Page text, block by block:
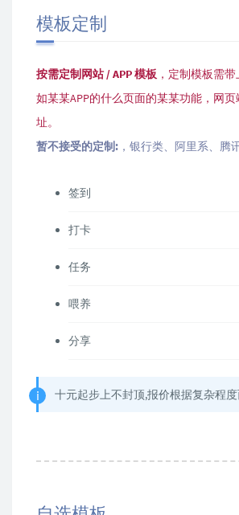
模板定制
按需定制网站 / APP 模板 ，定制模板需
如某某APP的什么页面的某某功能，网
址。
暂不接受的定制: ，银行类、阿里系、腾
签到
打卡
任务
喂养
分享
十元起步上不封顶,报价根据复杂程